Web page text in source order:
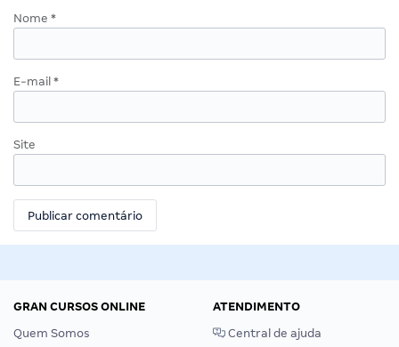
Nome *
E-mail *
Site
GRAN CURSOS ONLINE
Quem Somos
ATENDIMENTO
Central de ajuda